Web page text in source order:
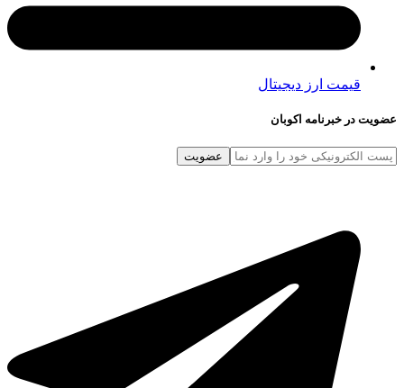
قیمت ارز دیجیتال
خبرنامه اکوبان